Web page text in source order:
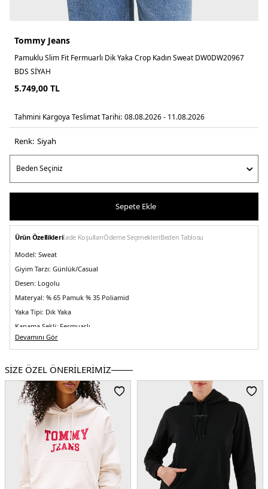
Tommy Jeans
Pamuklu Slim Fit Fermuarlı Dik Yaka Crop Kadın Sweat DW0DW20967
BDS SİYAH
5.749,00 TL
Tahmini Kargoya Teslimat Tarihi: 08.08.2026 - 11.08.2026
Renk: si̇yah
Sepete Ekle
Ürün Özellikleriİade KoşullarıÖdeme SeçenekleriBeden Tablosu
Model: Sweat
Giyim Tarzı: Günlük/Casual
Desen: Logolu
Materyal: % 65 Pamuk % 35 Poliamid
Yaka Tipi: Dik Yaka
Kapama Şekli: Fermuarlı
Kol Boyu:Uzun Kol
Menşei:Vietnam
2DEDW0DW20967BDS.07
Devamını Gör
SİZE ÖZEL ÖNERİLERİMİZ